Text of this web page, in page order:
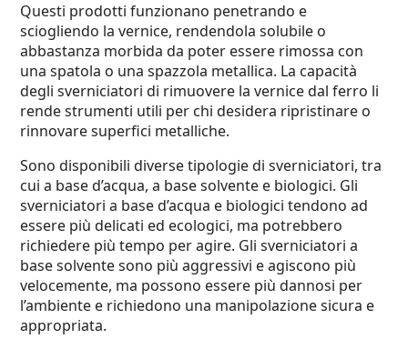
Questi prodotti funzionano penetrando e
sciogliendo la vernice, rendendola solubile o
abbastanza morbida da poter essere rimossa con
una spatola o una spazzola metallica. La capacità
degli sverniciatori di rimuovere la vernice dal ferro li
rende strumenti utili per chi desidera ripristinare o
rinnovare superfici metalliche.
Sono disponibili diverse tipologie di sverniciatori, tra
cui a base d’acqua, a base solvente e biologici. Gli
sverniciatori a base d’acqua e biologici tendono ad
essere più delicati ed ecologici, ma potrebbero
richiedere più tempo per agire. Gli sverniciatori a
base solvente sono più aggressivi e agiscono più
velocemente, ma possono essere più dannosi per
l’ambiente e richiedono una manipolazione sicura e
appropriata.